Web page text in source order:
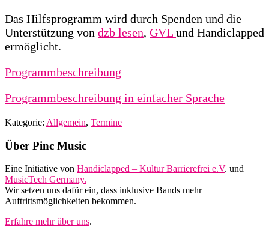
Das Hilfsprogramm wird durch Spenden und die
Unterstützung von dzb lesen, GVL und Handiclapped
ermöglicht.
Programmbeschreibung
Programmbeschreibung in einfacher Sprache
Kategorie: Allgemein, Termine
Footer
Über Pinc Music
Eine Initiative von Handiclapped – Kultur Barrierefrei e.V. und
MusicTech Germany.
Wir setzen uns dafür ein, dass inklusive Bands mehr
Auftrittsmöglichkeiten bekommen.
Erfahre mehr über uns.